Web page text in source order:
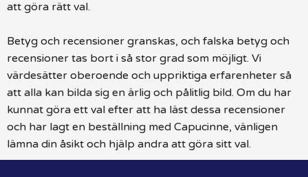
att göra rätt val.
Betyg och recensioner granskas, och falska betyg och
recensioner tas bort i så stor grad som möjligt. Vi
värdesätter oberoende och uppriktiga erfarenheter så
att alla kan bilda sig en ärlig och pålitlig bild. Om du har
kunnat göra ett val efter att ha läst dessa recensioner
och har lagt en beställning med Capucinne, vänligen
lämna din åsikt och hjälp andra att göra sitt val.